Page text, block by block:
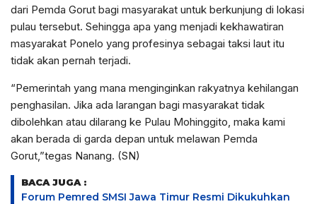
dari Pemda Gorut bagi masyarakat untuk berkunjung di lokasi
pulau tersebut. Sehingga apa yang menjadi kekhawatiran
masyarakat Ponelo yang profesinya sebagai taksi laut itu
tidak akan pernah terjadi.
“Pemerintah yang mana menginginkan rakyatnya kehilangan
penghasilan. Jika ada larangan bagi masyarakat tidak
dibolehkan atau dilarang ke Pulau Mohinggito, maka kami
akan berada di garda depan untuk melawan Pemda
Gorut,”tegas Nanang. (SN)
BACA JUGA :
Forum Pemred SMSI Jawa Timur Resmi Dikukuhkan